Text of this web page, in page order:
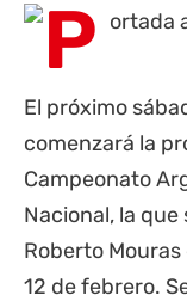
El próximo
comenzará la
Campeonato
Nacional, la
Roberto Mouras
12 de febrero.